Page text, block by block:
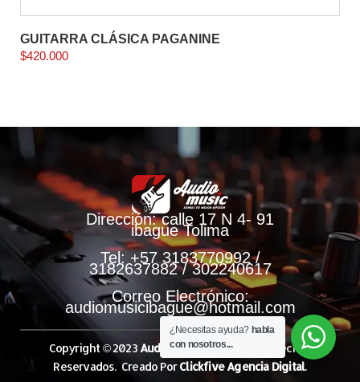
GUITARRA CLÁSICA PAGANINE
$420.000
Dirección: calle 17 N 4- 91
ibague Tolima
Tel: +57 3183770992 /
3182637882 / 302240617
Correo Electrónico:
audiomusicibague@hotmail.com
Copyright © 2023 Audio Music.Todos Los Derechos
Reservados. Creado PorClickfive Agencia Digital.
¿Necesitas ayuda? habla
con nosotros...